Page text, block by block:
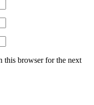
this browser for the next